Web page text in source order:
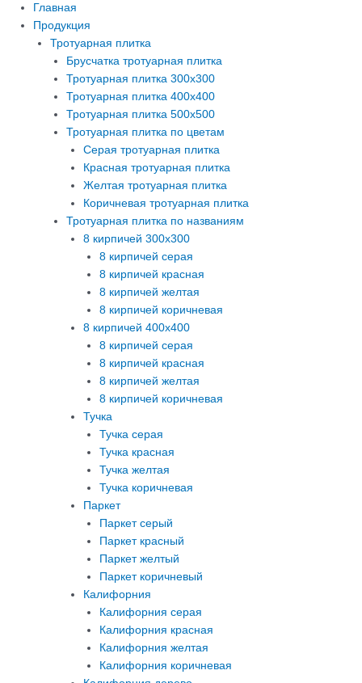
Главная
Продукция
Тротуарная плитка
Брусчатка тротуарная плитка
Тротуарная плитка 300х300
Тротуарная плитка 400х400
Тротуарная плитка 500х500
Тротуарная плитка по цветам
Серая тротуарная плитка
Красная тротуарная плитка
Желтая тротуарная плитка
Коричневая тротуарная плитка
Тротуарная плитка по названиям
8 кирпичей 300х300
8 кирпичей серая
8 кирпичей красная
8 кирпичей желтая
8 кирпичей коричневая
8 кирпичей 400х400
8 кирпичей серая
8 кирпичей красная
8 кирпичей желтая
8 кирпичей коричневая
Тучка
Тучка серая
Тучка красная
Тучка желтая
Тучка коричневая
Паркет
Паркет серый
Паркет красный
Паркет желтый
Паркет коричневый
Калифорния
Калифорния серая
Калифорния красная
Калифорния желтая
Калифорния коричневая